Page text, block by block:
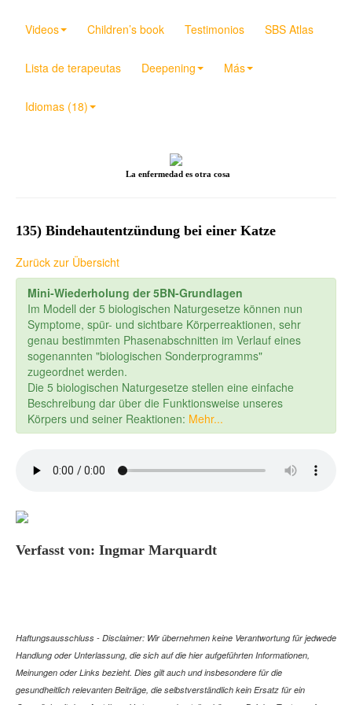
Videos Children’s book Testimonios SBS Atlas
Lista de terapeutas Deepening Más
Idiomas (18)
La enfermedad es otra cosa
135) Bindehautentzündung bei einer Katze
Zurück zur Übersicht
Mini-Wiederholung der 5BN-Grundlagen
Im Modell der 5 biologischen Naturgesetze können nun
Symptome, spür- und sichtbare Körperreaktionen, sehr
genau bestimmten Phasenabschnitten im Verlauf eines
sogenannten "biologischen Sonderprogramms"
zugeordnet werden.
Die 5 biologischen Naturgesetze stellen eine einfache
Beschreibung dar über die Funktionsweise unseres
Körpers und seiner Reaktionen: Mehr...
Verfasst von: Ingmar Marquardt
Haftungsausschluss - Disclaimer: Wir übernehmen keine Verantwortung für jedwede
Handlung oder Unterlassung, die sich auf die hier aufgeführten Informationen,
Meinungen oder Links bezieht. Dies gilt auch und insbesondere für die
gesundheitlich relevanten Beiträge, die selbstverständlich kein Ersatz für ein